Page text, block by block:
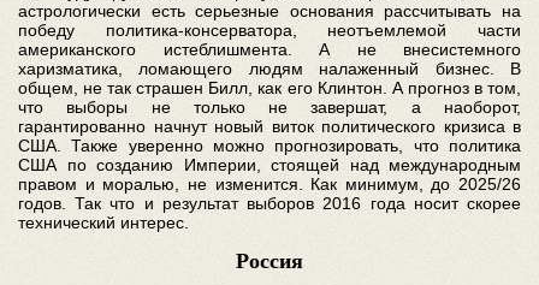
астрологически есть серьезные основания рассчитывать на
победу политика-консерватора, неотъемлемой части
американского истеблишмента. А не внесистемного
харизматика, ломающего людям налаженный бизнес. В
общем, не так страшен Билл, как его Клинтон. А прогноз в том,
что выборы не только не завершат, а наоборот,
гарантированно начнут новый виток политического кризиса в
США. Также уверенно можно прогнозировать, что политика
США по созданию Империи, стоящей над международным
правом и моралью, не изменится. Как минимум, до 2025/26
годов. Так что и результат выборов 2016 года носит скорее
технический интерес.
Россия